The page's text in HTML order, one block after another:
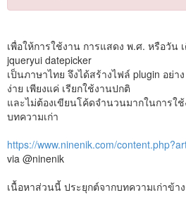
เพื่อให้การใช้งาน การแสดง พ.ศ. หรือวัน
jqueryui datepicker
เป็นภาษาไทย จึงได้สร้างไฟล์ plugin อย่าง
ง่าย เพียงแค่ เรียกใช้งานปกติ
และไม่ต้องเขียนโค้ดจำนวนมากในการใ
บทความเก่า
https://www.ninenik.com/
via @ninenik
เนื้อหาส่วนนี้ ประยุกต์จากบทความเก่าข้า